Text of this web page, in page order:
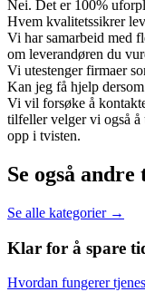
Nei. Det er 100%
Hvem kvalitetssikrer
Vi har samarbeid med
om leverandøren du
Vi utestenger firmaer
Kan jeg få hjelp
Vi vil forsøke å
tilfeller velger vi også å
opp i tvisten.
Se også
Se alle kategorier →
Klar for å spare
Hvordan fungerer